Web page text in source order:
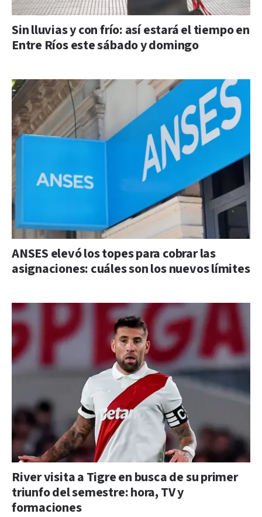
Sin lluvias y con frío: así estará el tiempo en
Entre Ríos este sábado y domingo
ANSES elevó los topes para cobrar las
asignaciones: cuáles son los nuevos límites
River visita a Tigre en busca de su primer
triunfo del semestre: hora, TV y
formaciones